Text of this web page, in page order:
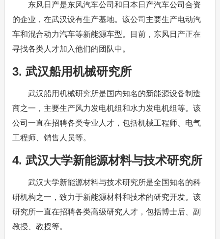
东风日产是东风汽车公司和日本日产汽车公司合资
的企业，在武汉设有生产基地。该公司主要生产电动汽
车和混合动力汽车等新能源车型。目前，东风日产正在
寻找各类人才加入他们的团队中。
3. 武汉船用机械研究所
武汉船用机械研究所是国内知名的新能源设备制造
商之一，主要生产风力发电机组和水力发电机组等。该
公司一直在招聘各类专业人才，包括机械工程师、电气
工程师、销售人员等。
4. 武汉大学新能源材料与技术研究所
武汉大学新能源材料与技术研究所是全国知名的科
研机构之一，致力于新能源材料和技术的研究开发。该
研究所一直在招聘各类高级研究人才，包括博士后、副
教授、教授等。